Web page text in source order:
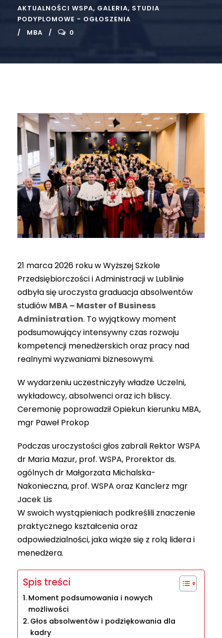
AKTUALNOŚCI WSPA, GALERIA, STUDIA
PODYPLOMOWE - OGŁOSZENIA
MBA
0
21 marca 2026 roku w Wyższej Szkole
Przedsiębiorczości i Administracji w Lublinie
odbyła się uroczysta graduacja absolwentów
studiów MBA – Master of Business
Administration. To wyjątkowy moment
podsumowujący intensywny czas rozwoju
kompetencji menedżerskich oraz pracy nad
realnymi wyzwaniami biznesowymi.
W wydarzeniu uczestniczyły władze Uczelni,
wykładowcy, absolwenci oraz ich bliscy.
Ceremonię poprowadził Opiekun kierunku MBA,
mgr Paweł Prokop
Podczas uroczystości głos zabrali Rektor WSPA
dr Maria Mazur, prof. WSPA, Prorektor ds.
ogólnych dr Małgorzata Michalska-
Nakonieczna, prof. WSPA oraz Kanclerz mgr
Jacek Lis
W swoich wystąpieniach podkreślili znaczenie
praktycznego kształcenia oraz
odpowiedzialności, jaka wiąże się z rolą lidera i
menedżera.
Spis treści
Moment podsumowania i nowych
możliwości
Głos absolwentów i podziękowania dla
kadry